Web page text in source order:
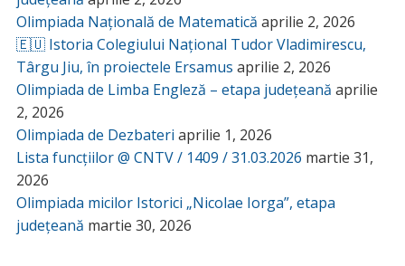
Olimpiada Națională de Matematică aprilie 2, 2026
🇪🇺 Istoria Colegiului Național Tudor Vladimirescu,
Târgu Jiu, în proiectele Ersamus aprilie 2, 2026
Olimpiada de Limba Engleză – etapa județeană aprilie
2, 2026
Olimpiada de Dezbateri aprilie 1, 2026
Lista funcțiilor @ CNTV / 1409 / 31.03.2026 martie 31,
2026
Olimpiada micilor Istorici „Nicolae Iorga”, etapa
județeană martie 30, 2026